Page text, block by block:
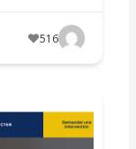
516